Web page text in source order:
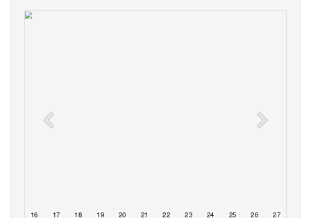
16 17 18 19 20 21 22 23 24 25 26 27